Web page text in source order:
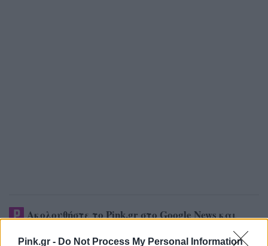
Pink.gr - Do Not Process My Personal Information
Ακολουθήστε το Pink.gr στοGoogle Newsκαι